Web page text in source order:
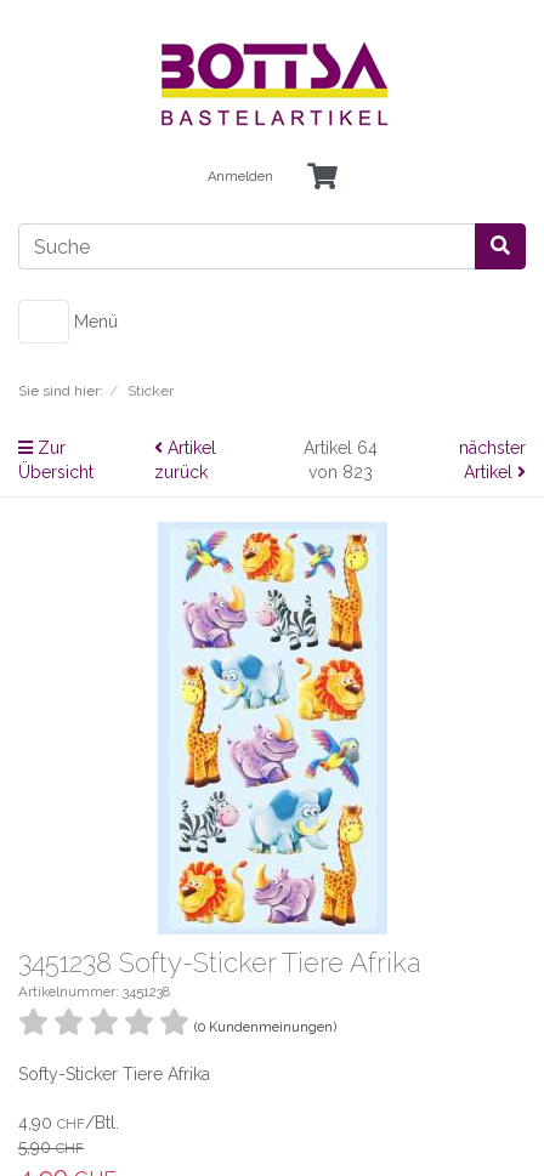
Anmelden
Menü
Sie sind hier: Sticker
Zur
Übersicht
Artikel
zurück
Artikel 64
von 823
nächster
Artikel
3451238 Softy-Sticker Tiere Afrika
Artikelnummer: 3451238
(0 Kundenmeinungen)
Softy-Sticker Tiere Afrika
4,90 CHF/Btl.
5,90CHF